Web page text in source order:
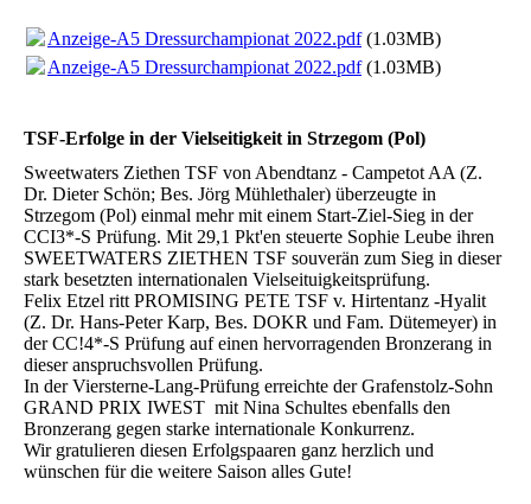
Anzeige-A5 Dressurchampionat 2022.pdf(1.03MB)
Anzeige-A5 Dressurchampionat 2022.pdf(1.03MB)
TSF-Erfolge in der Vielseitigkeit in Strzegom (Pol)
Sweetwaters Ziethen TSF von Abendtanz - Campetot AA (Z.
Dr. Dieter Schön; Bes. Jörg Mühlethaler) überzeugte in
Strzegom (Pol) einmal mehr mit einem Start-Ziel-Sieg in der
CCI3*-S Prüfung. Mit 29,1 Pkt'en steuerte Sophie Leube ihren
SWEETWATERS ZIETHEN TSF souverän zum Sieg in dieser
stark besetzten internationalen Vielseituigkeitsprüfung.
Felix Etzel ritt PROMISING PETE TSF v. Hirtentanz -Hyalit
(Z. Dr. Hans-Peter Karp, Bes. DOKR und Fam. Dütemeyer) in
der CC!4*-S Prüfung auf einen hervorragenden Bronzerang in
dieser anspruchsvollen Prüfung.
In der Viersterne-Lang-Prüfung erreichte der Grafenstolz-Sohn
GRAND PRIX IWEST mit Nina Schultes ebenfalls den
Bronzerang gegen starke internationale Konkurrenz.
Wir gratulieren diesen Erfolgspaaren ganz herzlich und
wünschen für die weitere Saison alles Gute!